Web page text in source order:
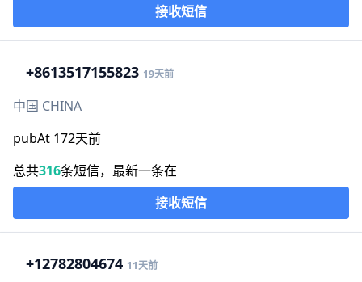
接收短信
+8613517155823 19天前
中国 CHINA
pubAt 172天前
总共316条短信，最新一条在
接收短信
+12782804674 11天前